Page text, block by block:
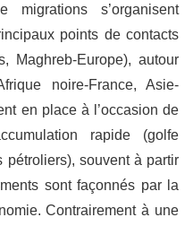
s’organisent
points de contacts
Maghreb-Europe), autour
noire-France, Asie-
en place à l’occasion de
rapide (golfe
pétroliers), souvent à partir
sont façonnés par la
Contrairement à une